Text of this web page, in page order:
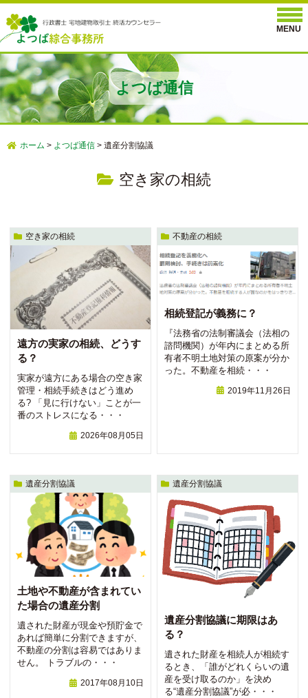
よつば通信
ホーム > よつば通信> 遺産分割協議
空き家の相続
空き家の相続
遠方の実家の相続、どうす
る？
実家が遠方にある場合の空き家
管理・相続手続きはどう進め
る? 「見に行けない」ことが一
番のストレスになる・・・
2026年08月05日
不動産の相続
相続登記が義務に？
『法務省の法制審議会（法相の
諮問機関）が年内にまとめる所
有者不明土地対策の原案が分か
った。不動産を相続・・・
2019年11月26日
遺産分割協議
土地や不動産が含まれてい
た場合の遺産分割
遺された財産が現金や預貯金で
あれば簡単に分割できますが、
不動産の分割は容易ではありま
せん。 トラブルの・・・
2017年08月10日
遺産分割協議
遺産分割協議に期限はあ
る？
遺された財産を相続人が相続す
るとき、「誰がどれくらいの遺
産を受け取るのか」を決め
る“遺産分割協議”が必・・・